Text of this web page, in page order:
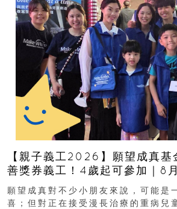
【親子義工2026】願望成真
善獎券義工！4歲起可參加｜8
新界
願望成真對不少小朋友來說，可能是
喜；但對正在接受漫長治療的重病兒